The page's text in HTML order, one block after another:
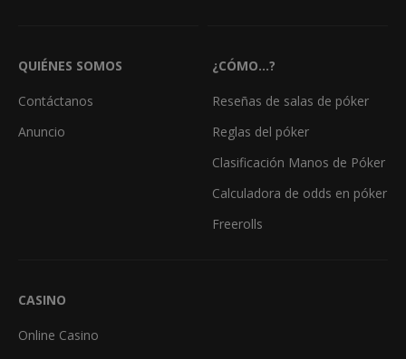
QUIÉNES SOMOS
Contáctanos
Anuncio
¿CÓMO...?
Reseñas de salas de póker
Reglas del póker
Clasificación Manos de Póker
Calculadora de odds en póker
Freerolls
CASINO
Online Casino